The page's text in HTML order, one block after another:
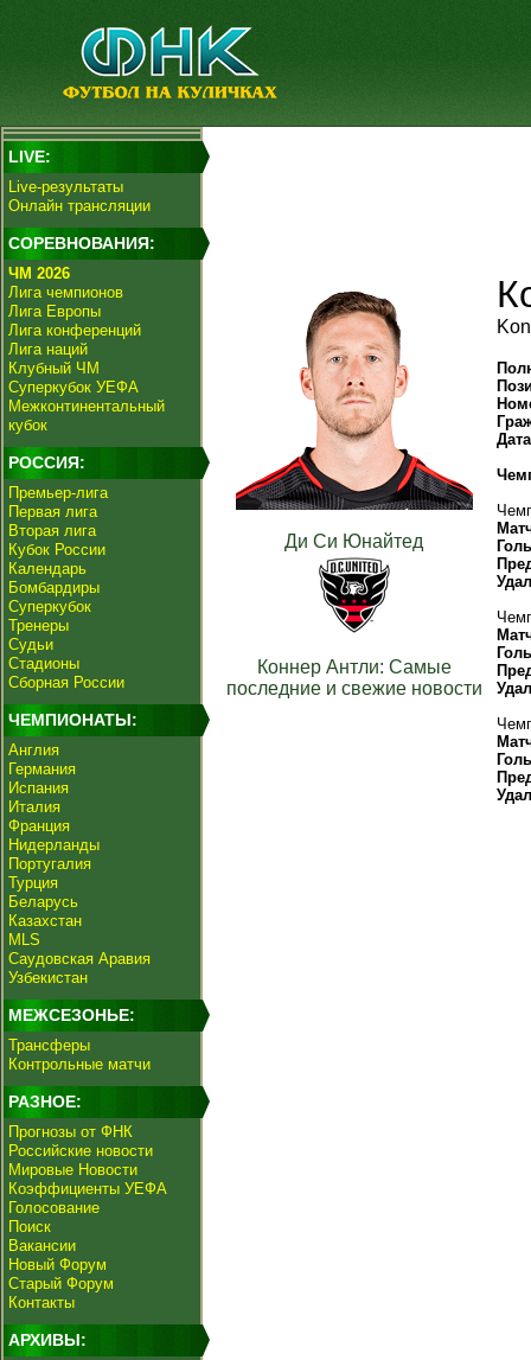
LIVE:
Live-результаты
Онлайн трансляции
СОРЕВНОВАНИЯ:
ЧМ 2026
Лига чемпионов
Лига Европы
Лига конференций
Лига наций
Клубный ЧМ
Суперкубок УЕФА
Межконтинентальный
кубок
РОССИЯ:
Премьер-лига
Первая лига
Вторая лига
Кубок России
Календарь
Бомбардиры
Суперкубок
Тренеры
Судьи
Стадионы
Сборная России
ЧЕМПИОНАТЫ:
Англия
Германия
Испания
Италия
Франция
Нидерланды
Португалия
Турция
Беларусь
Казахстан
MLS
Саудовская Аравия
Узбекистан
МЕЖСЕЗОНЬЕ:
Трансферы
Контрольные матчи
РАЗНОЕ:
Прогнозы от ФНК
Российские новости
Мировые Новости
Коэффициенты УЕФА
Голосование
Поиск
Вакансии
Новый Форум
Старый Форум
Контакты
АРХИВЫ:
Ди Си Юнайтед
Коннер Антли: Самые
последние и свежие новости